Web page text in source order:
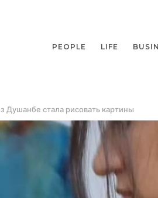
PEOPLE LIFE
Душанбе стала рисовать картины